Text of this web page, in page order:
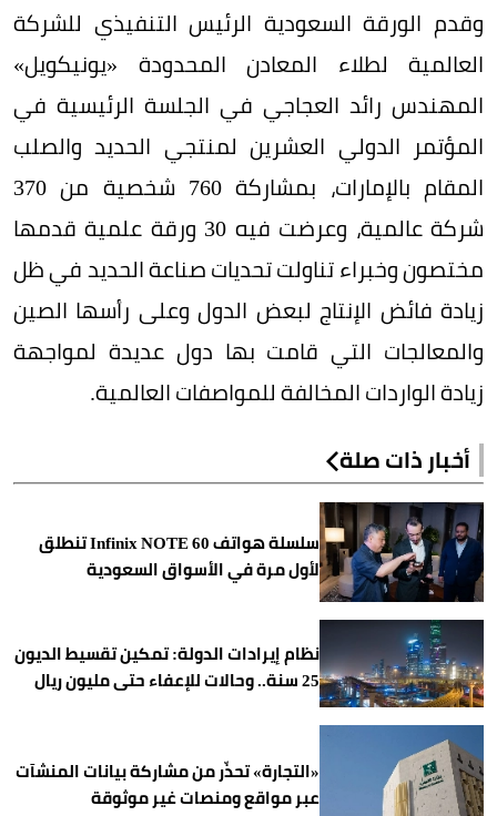
وقدم الورقة السعودية الرئيس التنفيذي للشركة
العالمية لطلاء المعادن المحدودة «يونيكويل»
المهندس رائد العجاجي في الجلسة الرئيسية في
المؤتمر الدولي العشرين لمنتجي الحديد والصلب
المقام بالإمارات، بمشاركة 760 شخصية من 370
شركة عالمية، وعرضت فيه 30 ورقة علمية قدمها
مختصون وخبراء تناولت تحديات صناعة الحديد في ظل
زيادة فائض الإنتاج لبعض الدول وعلى رأسها الصين
والمعالجات التي قامت بها دول عديدة لمواجهة
زيادة الواردات المخالفة للمواصفات العالمية.
أخبار ذات صلة
سلسلة هواتف Infinix NOTE 60 تنطلق
لأول مرة في الأسواق السعودية
نظام إيرادات الدولة: تمكين تقسيط الديون
25 سنة.. وحالات للإعفاء حتى مليون ريال
«التجارة» تحذّر من مشاركة بيانات المنشآت
عبر مواقع ومنصات غير موثوقة